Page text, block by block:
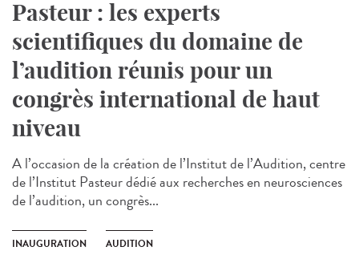
Pasteur : les experts
scientifiques du domaine de
l’audition réunis pour un
congrès international de haut
niveau
A l’occasion de la création de l’Institut de l’Audition, centre
de l’Institut Pasteur dédié aux recherches en neurosciences
de l’audition, un congrès...
INAUGURATION AUDITION